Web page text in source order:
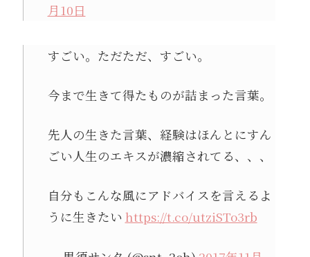
月10日
すごい。ただただ、すごい。
今まで生きて得たものが詰まった言葉。
先人の生きた言葉、経験はほんとにすん
ごい人生のエキスが濃縮されてる、、、
自分もこんな風にアドバイスを言えるよ
うに生きたい https://t.co/utziSTo3rb